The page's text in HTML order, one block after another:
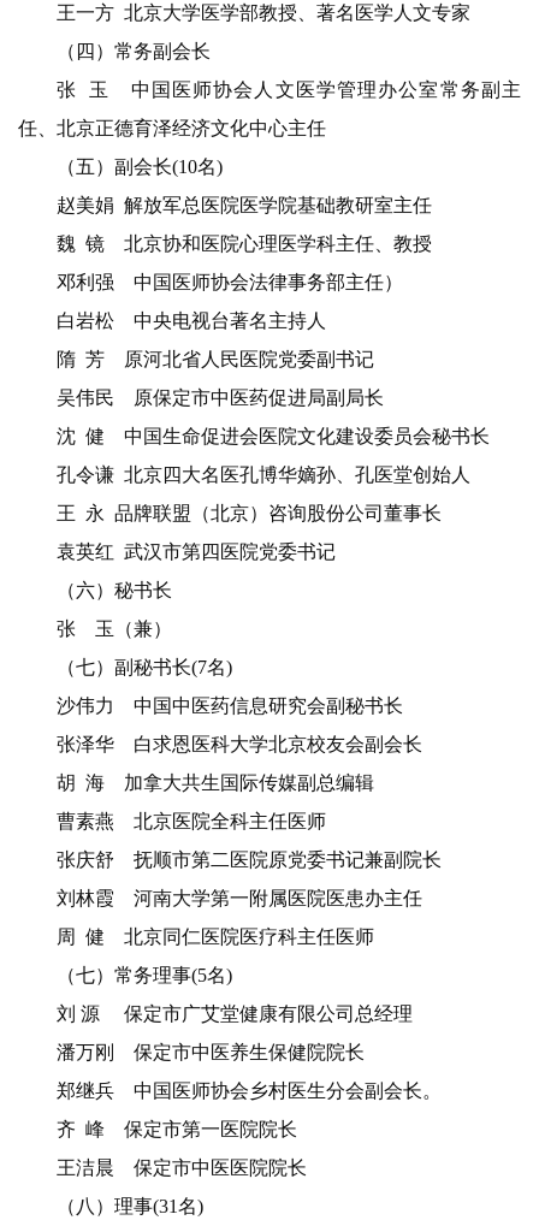
王一方 北京大学医学部教授、著名医学人文专家
（四）常务副会长
张 玉 中国医师协会人文医学管理办公室常务副主
任、北京正德育泽经济文化中心主任
（五）副会长(10名)
赵美娟 解放军总医院医学院基础教研室主任
魏 镜 北京协和医院心理医学科主任、教授
邓利强 中国医师协会法律事务部主任）
白岩松 中央电视台著名主持人
隋 芳 原河北省人民医院党委副书记
吴伟民 原保定市中医药促进局副局长
沈 健 中国生命促进会医院文化建设委员会秘书长
孔令谦 北京四大名医孔博华嫡孙、孔医堂创始人
王 永 品牌联盟（北京）咨询股份公司董事长
袁英红 武汉市第四医院党委书记
（六）秘书长
张 玉（兼）
（七）副秘书长(7名)
沙伟力 中国中医药信息研究会副秘书长
张泽华 白求恩医科大学北京校友会副会长
胡 海 加拿大共生国际传媒副总编辑
曹素燕 北京医院全科主任医师
张庆舒 抚顺市第二医院原党委书记兼副院长
刘林霞 河南大学第一附属医院医患办主任
周 健 北京同仁医院医疗科主任医师
（七）常务理事(5名)
刘 源 保定市广艾堂健康有限公司总经理
潘万刚 保定市中医养生保健院院长
郑继兵 中国医师协会乡村医生分会副会长。
齐 峰 保定市第一医院院长
王洁晨 保定市中医医院院长
（八）理事(31名)